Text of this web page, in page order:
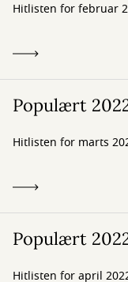
Hitlisten for februar
Populært
Hitlisten for marts
Populært
Hitlisten for april